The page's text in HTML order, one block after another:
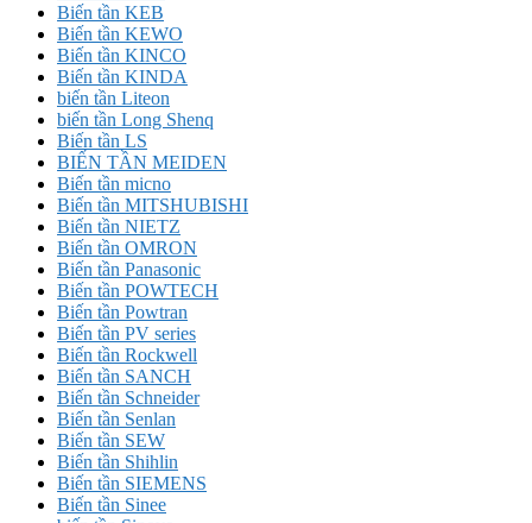
Biến tần KEB
Biến tần KEWO
Biến tần KINCO
Biến tần KINDA
biến tần Liteon
biến tần Long Shenq
Biến tần LS
BIẾN TẦN MEIDEN
Biến tần micno
Biến tần MITSHUBISHI
Biến tần NIETZ
Biến tần OMRON
Biến tần Panasonic
Biến tần POWTECH
Biến tần Powtran
Biến tần PV series
Biến tần Rockwell
Biến tần SANCH
Biến tần Schneider
Biến tần Senlan
Biến tần SEW
Biến tần Shihlin
Biến tần SIEMENS
Biến tần Sinee